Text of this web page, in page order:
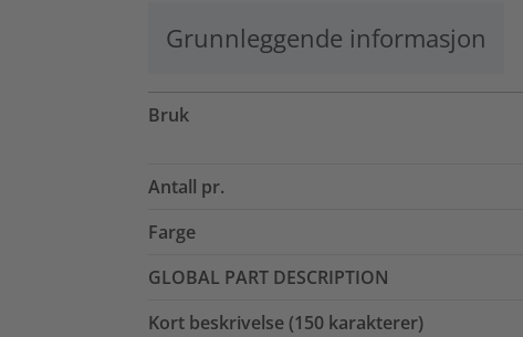
Grunnleggende informasjon
Bruk
Antall pr.
Farge
GLOBAL PART DESCRIPTION
Kort beskrivelse (150 karakterer)